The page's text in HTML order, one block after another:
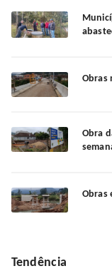
Obras
Obra
Obras
Tendência